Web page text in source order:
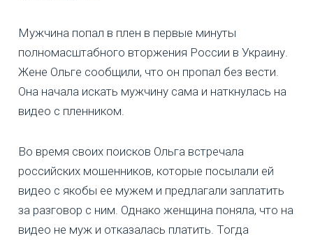
Мужчина попал в плен в первые минуты
полномасштабного вторжения России в Украину.
Жене Ольге сообщили, что он пропал без вести.
Она начала искать мужчину сама и наткнулась на
видео с пленником.
Во время своих поисков Ольга встречала
российских мошенников, которые посылали ей
видео с якобы ее мужем и предлагали заплатить
за разговор с ним. Однако женщина поняла, что на
видео не муж и отказалась платить. Тогда